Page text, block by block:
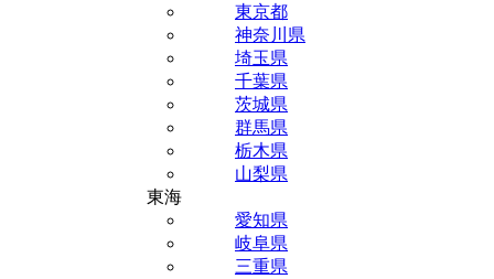
東京都
神奈川県
埼玉県
千葉県
茨城県
群馬県
栃木県
山梨県
東海
愛知県
岐阜県
三重県